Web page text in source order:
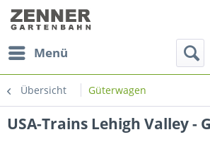
Menü
Übersicht Güterwagen
USA-Trains Lehigh Valley -